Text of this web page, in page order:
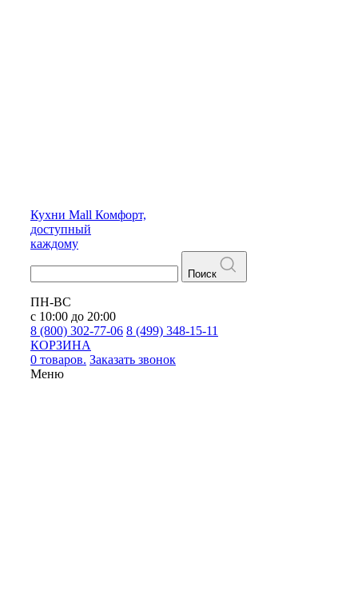
Кухни Mall Комфорт,
доступный
каждому
Поиск
ПН-ВС
с 10:00 до 20:00
8 (800) 302-77-06 8 (499) 348-15-11
КОРЗИНА
0 товаров. Заказать звонок
Меню